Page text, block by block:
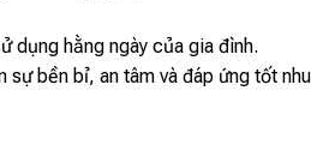
dụng hằng ngày của gia đình.
bền bỉ, an tâm và đáp ứng tốt